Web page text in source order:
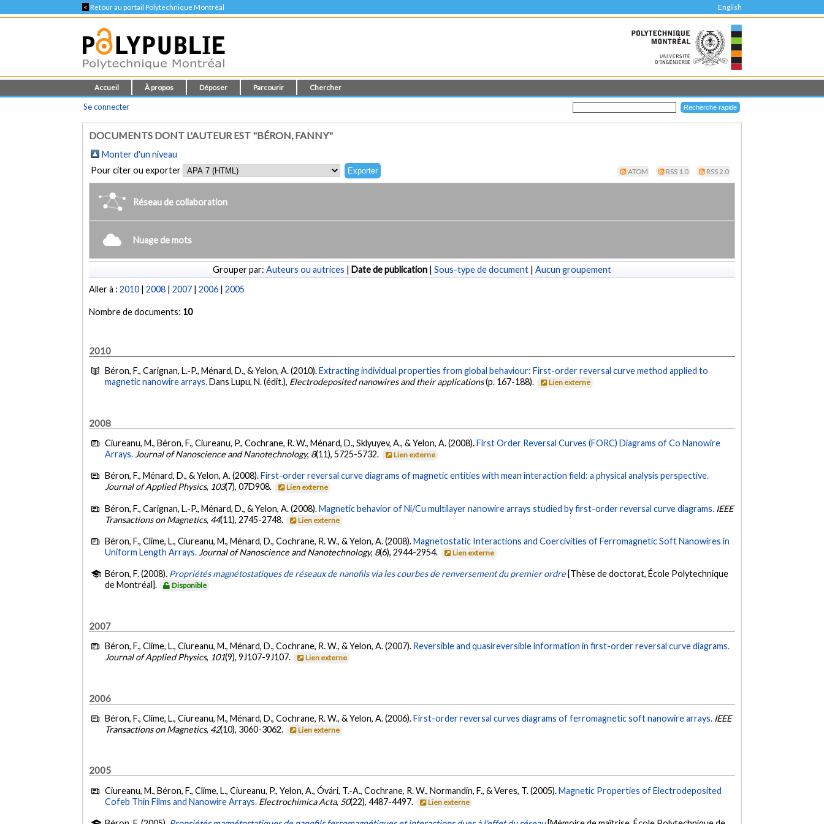
< Retour au portail Polytechnique Montréal English
Accueil À propos Déposer Parcourir Chercher
Se connecter
DOCUMENTS DONT L'AUTEUR EST "BÉRON, FANNY"
Monter d'un niveau
Pour citer ou exporter
ATOM RSS 1.0 RSS 2.0
Réseau de collaboration
Nuage de mots
Grouper par: Auteurs ou autrices | Date de publication | Sous-type de document | Aucun groupement
Aller à :2010 |2008 |2007 |2006 |2005
Nombre de documents: 10
2010
Béron, F., Carignan, L.-P., Ménard, D., & Yelon, A. (2010).Extracting individual properties from global behaviour: First-order reversal curve method applied to
magnetic nanowire arrays.Dans Lupu, N. (édit.), Electrodeposited nanowires and their applications(p. 167-188). Lien externe
2008
Ciureanu, M., Béron, F., Ciureanu, P., Cochrane, R. W., Ménard, D., Sklyuyev, A., & Yelon, A. (2008).First Order Reversal Curves (FORC) Diagrams of Co Nanowire
Arrays. Journal of Nanoscience and Nanotechnology, 8(11), 5725-5732. Lien externe
Béron, F., Ménard, D., & Yelon, A. (2008).First-order reversal curve diagrams of magnetic entities with mean interaction field: a physical analysis perspective.
Journal of Applied Physics, 103(7), 07D908. Lien externe
Béron, F., Carignan, L.-P., Ménard, D., & Yelon, A. (2008).Magnetic behavior of Ni/Cu multilayer nanowire arrays studied by first-order reversal curve diagrams. IEEE
Transactions on Magnetics, 44(11), 2745-2748. Lien externe
Béron, F., Clime, L., Ciureanu, M., Ménard, D., Cochrane, R. W., & Yelon, A. (2008).Magnetostatic Interactions and Coercivities of Ferromagnetic Soft Nanowires in
Uniform Length Arrays. Journal of Nanoscience and Nanotechnology, 8(6), 2944-2954. Lien externe
Béron, F. (2008). Propriétés magnétostatiques de réseaux de nanofils via les courbes de renversement du premier ordre [Thèse de doctorat, École Polytechnique
de Montréal].
Disponible
2007
Béron, F., Clime, L., Ciureanu, M., Ménard, D., Cochrane, R. W., & Yelon, A. (2007). Reversible and quasireversible information in first-order reversal curve diagrams.
Journal of Applied Physics, 101(9), 9J107-9J107. Lien externe
2006
Béron, F., Clime, L., Ciureanu, M., Ménard, D., Cochrane, R. W., & Yelon, A. (2006).First-order reversal curves diagrams of ferromagnetic soft nanowire arrays. IEEE
Transactions on Magnetics, 42(10), 3060-3062. Lien externe
2005
Ciureanu, M., Béron, F., Clime, L., Ciureanu, P., Yelon, A., Óvári, T.-A., Cochrane, R. W., Normandin, F., & Veres, T. (2005).Magnetic Properties of Electrodeposited
Cofeb Thin Films and Nanowire Arrays. Electrochimica Acta, 50(22), 4487-4497. Lien externe